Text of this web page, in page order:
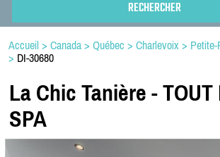
Accueil > Canada > Québec > Charlevoix > Petite-
> DI-30680
La Chic Tanière -TOUT
SPA